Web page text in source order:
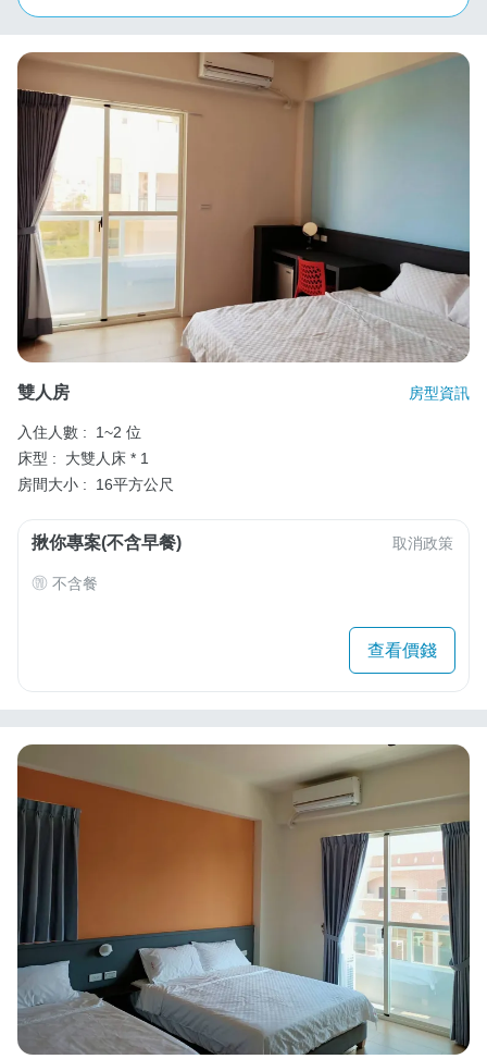
雙人房 房型資訊
入住人數 :
1~2 位
床型 :
大雙人床 * 1
房間大小 :
16平方公尺
揪你專案(不含早餐) 取消政策
不含餐
查看價錢